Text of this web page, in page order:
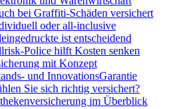
bei Graffiti-Schäden versichert
oder all-inclusive
ist entscheidend
Police hilft Kosten senken
mit Konzept
und InnovationsGarantie
Sie sich richtig versichert?
im Überblick